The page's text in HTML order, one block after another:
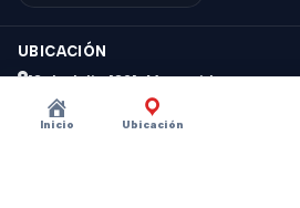
Inicio Ubicación
UBICACIÓN
18 de Julio 1831, Montevideo
Horario: 9 a 18 hs